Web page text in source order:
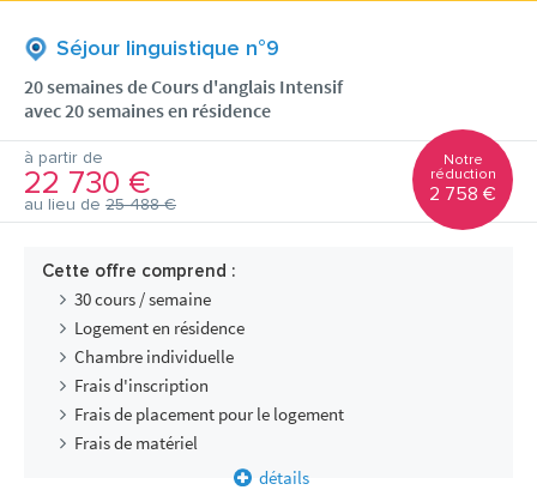
Séjour linguistique n°9
20 semaines de Cours d'anglais Intensif
avec 20 semaines en résidence
à partir de
22 730 €
au lieu de 25 488 €
Notre
réduction
2 758 €
Cette offre comprend :
30 cours / semaine
Logement en résidence
Chambre individuelle
Frais d'inscription
Frais de placement pour le logement
Frais de matériel
détails